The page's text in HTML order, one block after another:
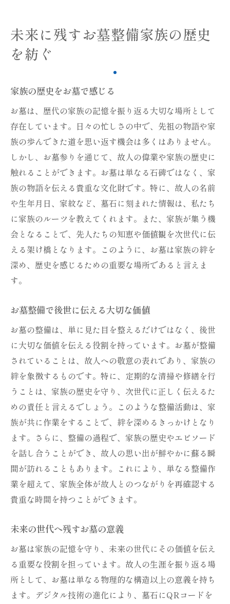
未来に残すお墓整備家族の歴史
を紡ぐ
家族の歴史をお墓で感じる
お墓は、歴代の家族の記憶を振り返る大切な場所として
存在しています。日々の忙しさの中で、先祖の物語や家
族の歩んできた道を思い返す機会は多くはありません。
しかし、お墓参りを通じて、故人の偉業や家族の歴史に
触れることができます。お墓は単なる石碑ではなく、家
族の物語を伝える貴重な文化財です。特に、故人の名前
や生年月日、家紋など、墓石に刻まれた情報は、私たち
に家族のルーツを教えてくれます。また、家族が集う機
会となることで、先人たちの知恵や価値観を次世代に伝
える架け橋となります。このように、お墓は家族の絆を
深め、歴史を感じるための重要な場所であると言えま
す。
お墓整備で後世に伝える大切な価値
お墓の整備は、単に見た目を整えるだけではなく、後世
に大切な価値を伝える役割を持っています。お墓が整備
されていることは、故人への敬意の表れであり、家族の
絆を象徴するものです。特に、定期的な清掃や修繕を行
うことは、家族の歴史を守り、次世代に正しく伝えるた
めの責任と言えるでしょう。このような整備活動は、家
族が共に作業をすることで、絆を深めるきっかけとなり
ます。さらに、整備の過程で、家族の歴史やエピソード
を話し合うことができ、故人の思い出が鮮やかに蘇る瞬
間が訪れることもあります。これにより、単なる整備作
業を超えて、家族全体が故人とのつながりを再確認する
貴重な時間を持つことができます。
未来の世代へ残すお墓の意義
お墓は家族の記憶を守り、未来の世代にその価値を伝え
る重要な役割を担っています。故人の生涯を振り返る場
所として、お墓は単なる物理的な構造以上の意義を持ち
ます。デジタル技術の進化により、墓石にQRコードを